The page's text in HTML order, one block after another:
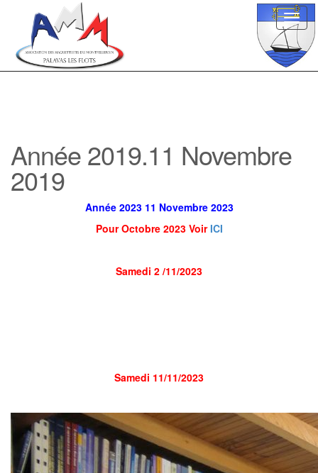
Année 2019.11 Novembre
2019
Année 2023 11 Novembre 2023
Pour Octobre 2023 Voir ICI
Samedi 2 /11/2023
Samedi 11/11/2023